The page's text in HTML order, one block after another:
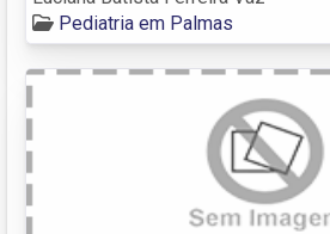
Pediatria em Palmas